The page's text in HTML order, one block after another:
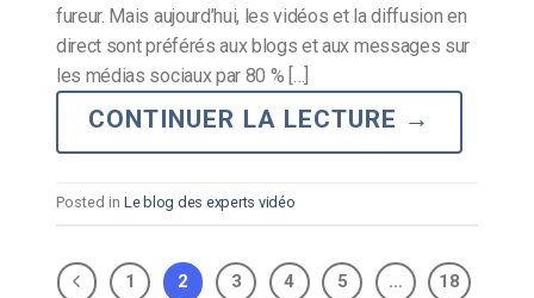
fureur. Mais aujourd’hui, les vidéos et la diffusion en
direct sont préférés aux blogs et aux messages sur
les médias sociaux par 80 % […]
CONTINUER LA LECTURE →
Posted in Le blog des experts vidéo
1 2 3 4 5 … 18